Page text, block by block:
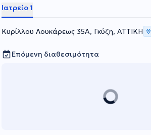
Ιατρείο 1
Κυρίλλου Λουκάρεως 35Α, Γκύζη, ΑΤΤΙΚΗ
Επόμενη διαθεσιμότητα